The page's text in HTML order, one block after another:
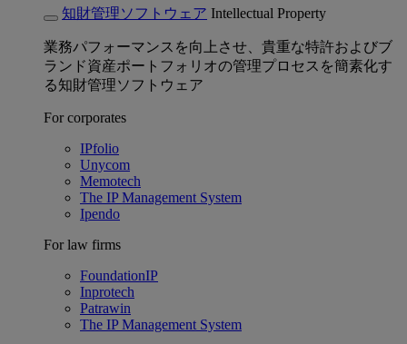
知財管理ソフトウェア Intellectual Property
業務パフォーマンスを向上させ、貴重な特許およびブ
ランド資産ポートフォリオの管理プロセスを簡素化す
る知財管理ソフトウェア
For corporates
IPfolio
Unycom
Memotech
The IP Management System
Ipendo
For law firms
FoundationIP
Inprotech
Patrawin
The IP Management System